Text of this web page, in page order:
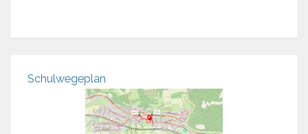
Schulwegeplan